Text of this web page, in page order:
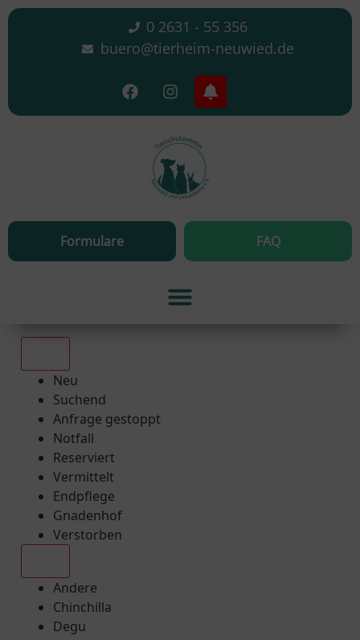
0 2631 - 55 356
buero@tierheim-neuwied.de
Formulare FAQ
Neu
Suchend
Anfrage gestoppt
Notfall
Reserviert
Vermittelt
Endpflege
Gnadenhof
Verstorben
Andere
Chinchilla
Degu